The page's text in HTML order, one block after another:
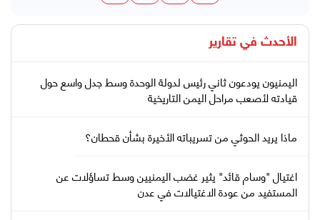
الأحدث في تقارير
اليمنيون يودعون ثاني رئيس لدولة الوحدة وسط جدل واسع حول
قيادته لأصعب مراحل اليمن التاريخية
ماذا يريد الحوثي من تسريباته الأخيرة بشأن قحطان؟
اغتيال "وسام قائد" يثير غضب اليمنيين وسط تساؤلات عن
المستفيد من عودة الاغتيالات في عدن